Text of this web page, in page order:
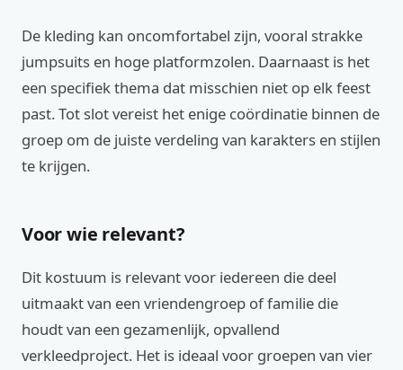
De kleding kan oncomfortabel zijn, vooral strakke
jumpsuits en hoge platformzolen. Daarnaast is het
een specifiek thema dat misschien niet op elk feest
past. Tot slot vereist het enige coördinatie binnen de
groep om de juiste verdeling van karakters en stijlen
te krijgen.
Voor wie relevant?
Dit kostuum is relevant voor iedereen die deel
uitmaakt van een vriendengroep of familie die
houdt van een gezamenlijk, opvallend
verkleedproject. Het is ideaal voor groepen van vier